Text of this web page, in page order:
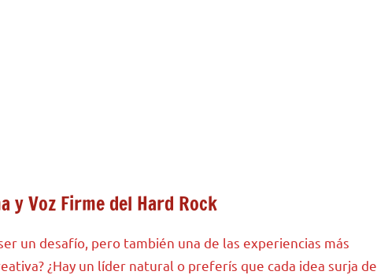
y Voz Firme del Hard Rock
un desafío, pero también una de las experiencias más
¿Hay un líder natural o preferís que cada idea surja de